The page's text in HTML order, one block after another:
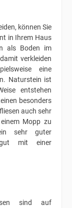
können Sie
in Ihrem Haus
als Boden im
verkleiden
eine
Naturstein ist
entstehen
besonders
auch sehr
Mopp zu
sehr guter
mit einer
sind auf